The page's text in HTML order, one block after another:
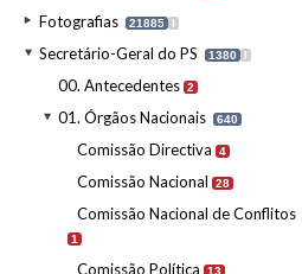
Fotografias 21885 I
Secretário-Geral do PS 1380 I
00. Antecedentes 2
01. Órgãos Nacionais 640
Comissão Directiva 4
Comissão Nacional 28
Comissão Nacional de Conflitos
1
Comissão Política 13